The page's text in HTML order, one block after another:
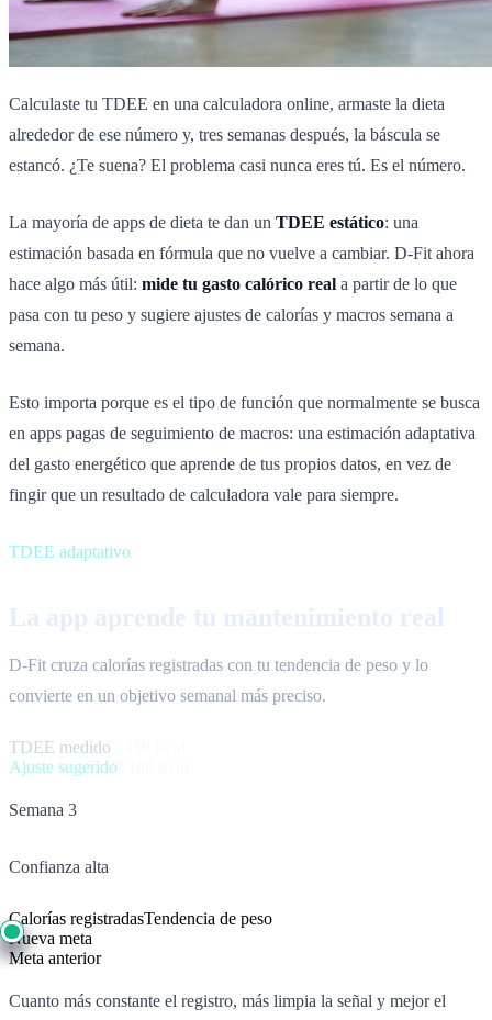
Calculaste tu TDEE en una calculadora online, armaste la dieta
alrededor de ese número y, tres semanas después, la báscula se
estancó. ¿Te suena? El problema casi nunca eres tú. Es el número.
La mayoría de apps de dieta te dan un TDEE estático: una
estimación basada en fórmula que no vuelve a cambiar. D-Fit ahora
hace algo más útil: mide tu gasto calórico real a partir de lo que
pasa con tu peso y sugiere ajustes de calorías y macros semana a
semana.
Esto importa porque es el tipo de función que normalmente se busca
en apps pagas de seguimiento de macros: una estimación adaptativa
del gasto energético que aprende de tus propios datos, en vez de
fingir que un resultado de calculadora vale para siempre.
TDEE adaptativo
La app aprende tu mantenimiento real
D-Fit cruza calorías registradas con tu tendencia de peso y lo
convierte en un objetivo semanal más preciso.
TDEE medido
Ajuste sugerido
Semana 3
Confianza alta
Calorías registradasTendencia de peso
Nueva meta
Meta anterior
Cuanto más constante el registro, más limpia la señal y mejor el